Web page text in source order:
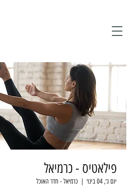
פילאטיס - כרמיאל
יום ג׳, 04 בינו׳
  |
כרמיאל - חדר האוכל